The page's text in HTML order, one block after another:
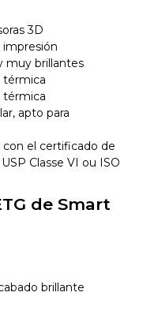
3D
impresión
muy brillantes
térmica
térmica
apto para
el certificado de
Classe VI ou ISO
de Smart
brillante